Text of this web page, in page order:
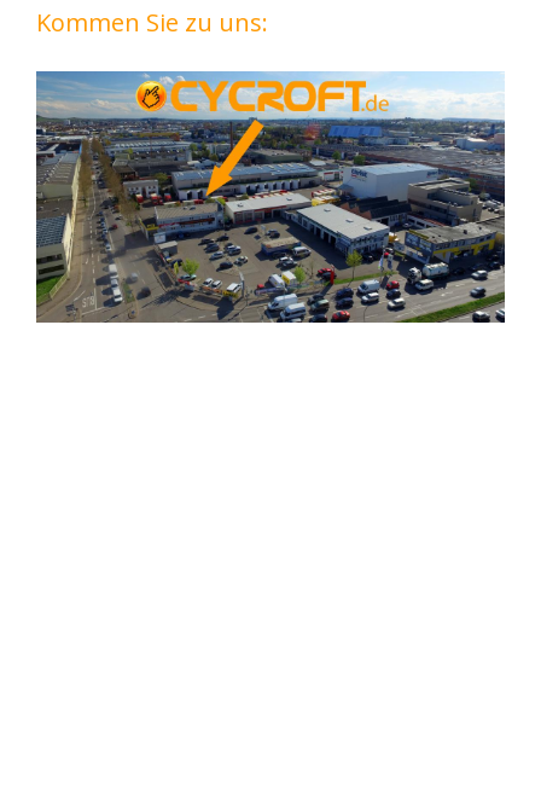
Kommen Sie zu uns: